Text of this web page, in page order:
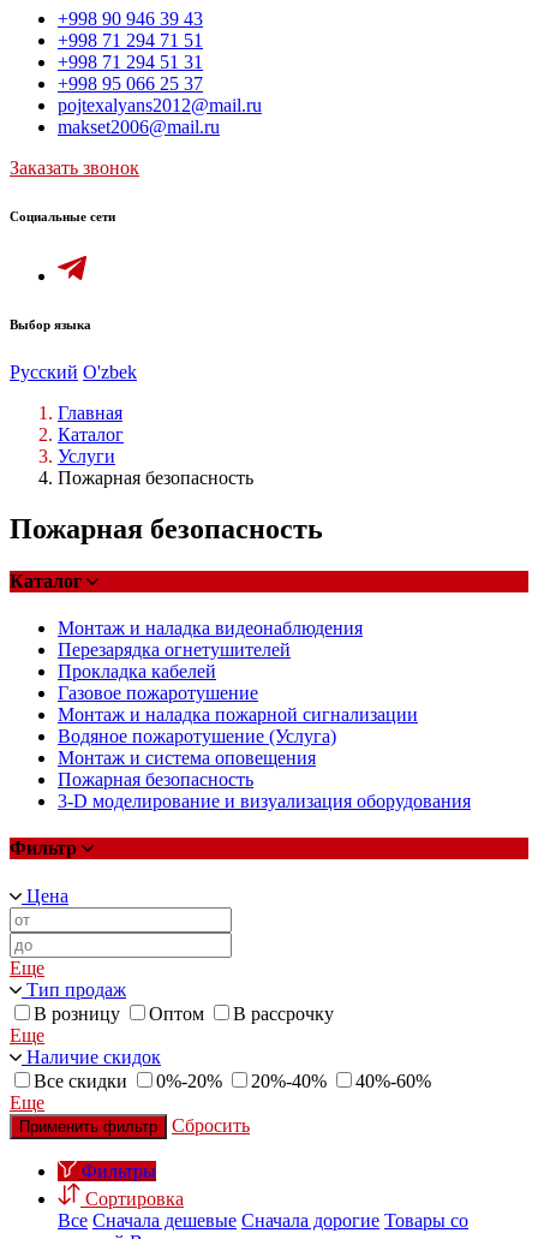
+998 90 946 39 43
+998 71 294 71 51
+998 71 294 51 31
+998 95 066 25 37
pojtexalyans2012@mail.ru
makset2006@mail.ru
Заказать звонок
Социальные сети
Выбор языка
Русский O'zbek
Главная
Каталог
Услуги
Пожарная безопасность
Пожарная безопасность
Каталог
Монтаж и наладка видеонаблюдения
Перезарядка огнетушителей
Прокладка кабелей
Газовое пожаротушение
Монтаж и наладка пожарной сигнализации
Водяное пожаротушение (Услуга)
Монтаж и система оповещения
Пожарная безопасность
3-D моделирование и визуализация оборудования
Фильтр
Цена
Еще
Тип продаж
В розницу
Оптом
В рассрочку
Еще
Наличие скидок
Все скидки
0%-20% 20%-40%
40%-60%
Еще
Применить фильтр Сбросить
Фильтры
Сортировка
Все Сначала дешевые Сначала дорогие Товары со